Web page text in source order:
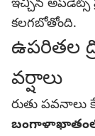
ఇచ్చిన అప్‌డేట్స్
కలగబోతోంది.
ఉపరితల
వర్షాలు
రుతు పవనాలు